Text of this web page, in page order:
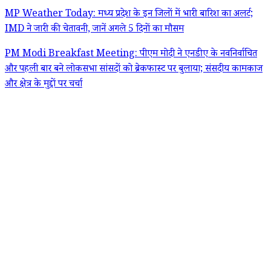
MP Weather Today: मध्य प्रदेश के इन जिलों में भारी बारिश का अलर्ट;
IMD ने जारी की चेतावनी, जानें अगले 5 दिनों का मौसम
PM Modi Breakfast Meeting: पीएम मोदी ने एनडीए के नवनिर्वाचित
और पहली बार बने लोकसभा सांसदों को ब्रेकफास्ट पर बुलाया; संसदीय कामकाज
और क्षेत्र के मुद्दों पर चर्चा